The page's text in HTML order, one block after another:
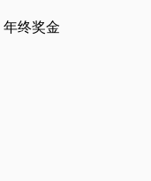
年终奖金